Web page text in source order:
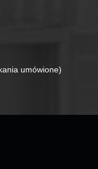
umówione)